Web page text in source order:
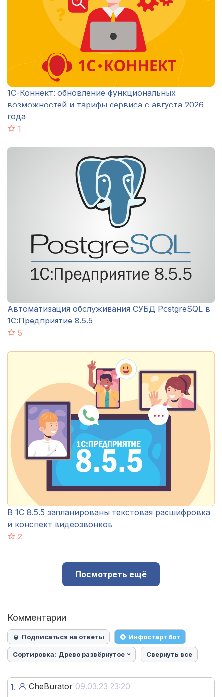
1С-Коннект: обновление функциональных
возможностей и тарифы сервиса с августа 2026
года
1
Автоматизация обслуживания СУБД PostgreSQL в
1С:Предприятие 8.5.5
5
В 1С 8.5.5 запланированы текстовая расшифровка
и конспект видеозвонков
2
Посмотреть ещё
Комментарии
Подписаться на ответы Инфостарт бот
Сортировка: Древо развёрнутое Свернуть все
1. CheBurator 09.03.23 23:20